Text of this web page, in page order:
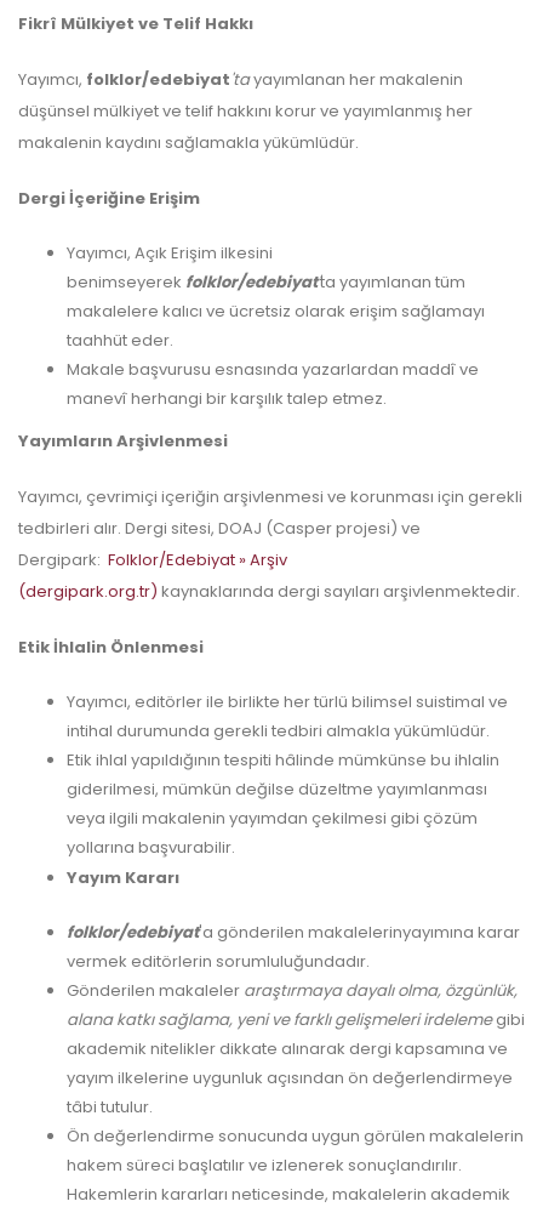
Fikrî Mülkiyet ve Telif Hakkı
Yayımcı, folklor/edebiyat'tayayımlanan her makalenin
düşünsel mülkiyet ve telif hakkını korur ve yayımlanmış her
makalenin kaydını sağlamakla yükümlüdür.
Dergi İçeriğine Erişim
Yayımcı, Açık Erişim ilkesini
benimseyerek folklor/edebiyat'ta yayımlanan tüm
makalelere kalıcı ve ücretsiz olarak erişim sağlamayı
taahhüt eder.
Makale başvurusu esnasında yazarlardan maddî ve
manevî herhangi bir karşılık talep etmez.
Yayımların Arşivlenmesi
Yayımcı, çevrimiçi içeriğin arşivlenmesi ve korunması için gerekli
tedbirleri alır. Dergi sitesi, DOAJ (Casper projesi) ve
Dergipark: Folklor/Edebiyat » Arşiv
(dergipark.org.tr) kaynaklarında dergi sayıları arşivlenmektedir.
Etik İhlalin Önlenmesi
Yayımcı, editörler ile birlikte her türlü bilimsel suistimal ve
intihal durumunda gerekli tedbiri almakla yükümlüdür.
Etik ihlal yapıldığının tespiti hâlinde mümkünse bu ihlalin
giderilmesi, mümkün değilse düzeltme yayımlanması
veya ilgili makalenin yayımdan çekilmesi gibi çözüm
yollarına başvurabilir.
Yayım Kararı
folklor/edebiyat'a gönderilen makalelerinyayımına karar
vermek editörlerin sorumluluğundadır.
Gönderilen makaleler araştırmaya dayalı olma, özgünlük,
alana katkı sağlama, yeni ve farklı gelişmeleri irdelemegibi
akademik nitelikler dikkate alınarak dergi kapsamına ve
yayım ilkelerine uygunluk açısından ön değerlendirmeye
tâbi tutulur.
Ön değerlendirme sonucunda uygun görülen makalelerin
hakem süreci başlatılır ve izlenerek sonuçlandırılır.
Hakemlerin kararları neticesinde, makalelerin akademik